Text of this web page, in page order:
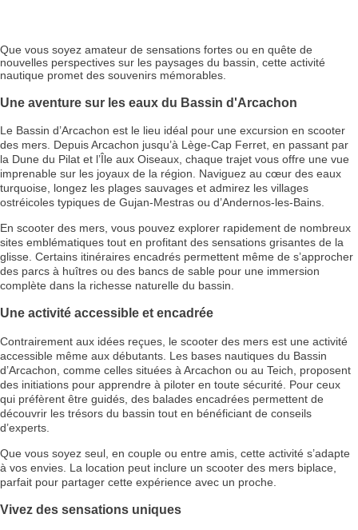
Que vous soyez amateur de sensations fortes ou en quête de
nouvelles perspectives sur les paysages du bassin, cette activité
nautique promet des souvenirs mémorables.
Une aventure sur les eaux du Bassin d'Arcachon
Le Bassin d’Arcachon est le lieu idéal pour une excursion en scooter
des mers. Depuis Arcachon jusqu’à Lège-Cap Ferret, en passant par
la Dune du Pilat et l’Île aux Oiseaux, chaque trajet vous offre une vue
imprenable sur les joyaux de la région. Naviguez au cœur des eaux
turquoise, longez les plages sauvages et admirez les villages
ostréicoles typiques de Gujan-Mestras ou d’Andernos-les-Bains.
En scooter des mers, vous pouvez explorer rapidement de nombreux
sites emblématiques tout en profitant des sensations grisantes de la
glisse. Certains itinéraires encadrés permettent même de s’approcher
des parcs à huîtres ou des bancs de sable pour une immersion
complète dans la richesse naturelle du bassin.
Une activité accessible et encadrée
Contrairement aux idées reçues, le scooter des mers est une activité
accessible même aux débutants. Les bases nautiques du Bassin
d’Arcachon, comme celles situées à Arcachon ou au Teich, proposent
des initiations pour apprendre à piloter en toute sécurité. Pour ceux
qui préfèrent être guidés, des balades encadrées permettent de
découvrir les trésors du bassin tout en bénéficiant de conseils
d’experts.
Que vous soyez seul, en couple ou entre amis, cette activité s’adapte
à vos envies. La location peut inclure un scooter des mers biplace,
parfait pour partager cette expérience avec un proche.
Vivez des sensations uniques